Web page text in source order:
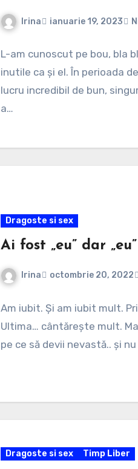
Irina ianuarie 19, 2023
L-am cunoscut pe bou, bla
inutile ca și el. În perioada
lucru incredibil de bun,
a…
Dragoste si sex
Ai fost „eu” dar
Irina octombrie 20, 2022
Am iubit. Și am iubit mult.
Ultima… cântărește mult.
pe ce să devii nevastă.. și
Dragoste si sex Timp Liber